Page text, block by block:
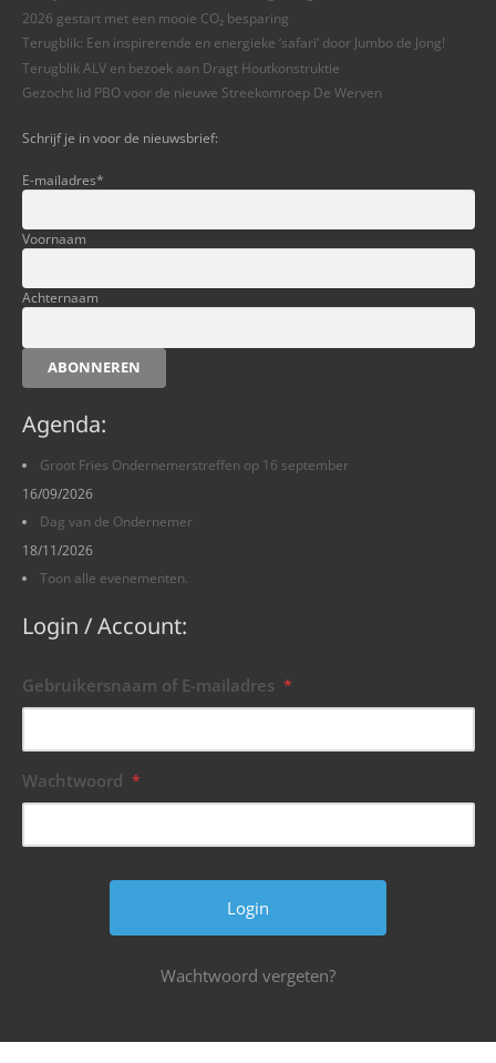
2026 gestart met een mooie CO₂ besparing
Terugblik: Een inspirerende en energieke ‘safari’ door Jumbo de Jong!
Terugblik ALV en bezoek aan Dragt Houtkonstruktie
Gezocht lid PBO voor de nieuwe Streekomroep De Werven
Schrijf je in voor de nieuwsbrief:
E-mailadres*
Voornaam
Achternaam
ABONNEREN
Agenda:
Groot Fries Ondernemerstreffen op 16 september
16/09/2026
Dag van de Ondernemer
18/11/2026
Toon alle evenementen.
Login / Account:
Gebruikersnaam of E-mailadres *
Wachtwoord *
Wachtwoord vergeten?